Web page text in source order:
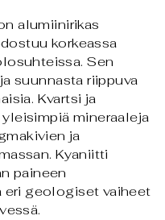
alumiinirikas
korkeassa
Sen
suunnasta riippuva
Kvartsi ja
mineraaleja
ja
Kyaniitti
paineen
eri geologiset vaiheet